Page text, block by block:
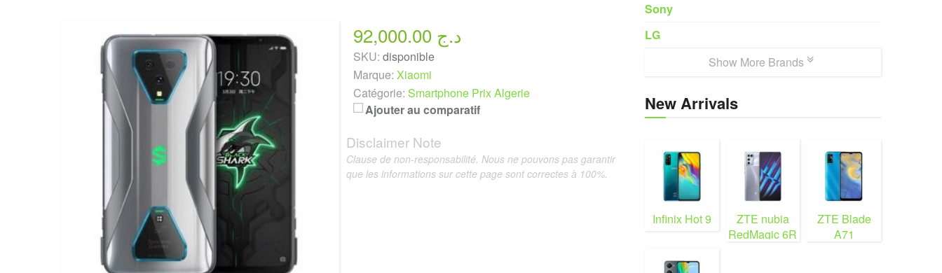
92,000.00 د.ج
SKU: disponible
Marque: Xiaomi
Catégorie: Smartphone Prix Algerie
Ajouter au comparatif
Disclaimer Note
Clause de non-responsabilité. Nous ne pouvons pas garantir
que les informations sur cette page sont correctes à 100%.
Sony
LG
Show More Brands
New Arrivals
Infinix Hot 9
ZTE nubia
RedMagic 6R
ZTE Blade
A71